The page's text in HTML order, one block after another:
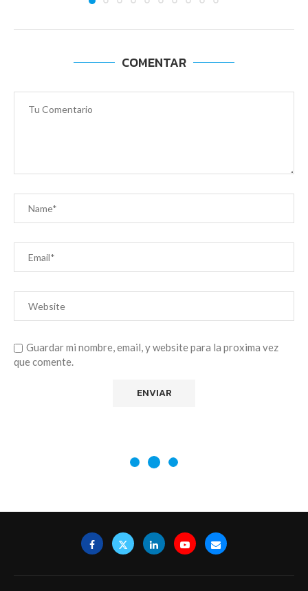
COMENTAR
Guardar mi nombre, email, y website para la proxima vez
que comente.